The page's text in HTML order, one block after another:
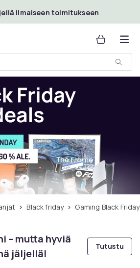
ilmaiseen toimitukseen
Black friday Gaming Black Friday
– mutta hyviä
jäljellä!
Tutustu